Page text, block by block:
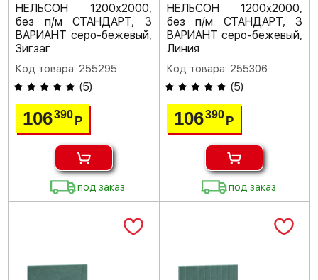
НЕЛЬСОН 1200х2000,
без п/м СТАНДАРТ, 3
ВАРИАНТ серо-бежевый,
Зигзаг
Код товара: 255295
(5)
106390Р
под заказ
НЕЛЬСОН 1200х2000,
без п/м СТАНДАРТ, 3
ВАРИАНТ серо-бежевый,
Линия
Код товара: 255306
(5)
106390 Р
под заказ